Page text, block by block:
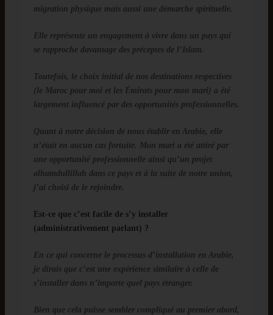
migration physique mais aussi une démarche spirituelle.
Elle représente un engagement à vivre dans un pays qui
se rapproche davantage des préceptes de l’Islam.
Toutefois, le choix initial de nos destinations respectives
(le Maroc pour moi et les Émirats pour mon mari) a été
largement influencé par des opportunités professionnelles.
Quant à notre décision de nous établir en Arabie, elle
n’était en aucun cas fortuite. Mon mari a été attiré par
une opportunité professionnelle ainsi qu’un projet
alhamdullillah dans ce pays et à la suite de notre union,
j’ai choisi de le rejoindre.
Est-ce que c’est facile de s’y installer
(administrativement parlant) ?
En ce qui concerne le processus d’installation en Arabie,
je dirais que c’est une expérience similaire à celle de
s’installer dans n’importe quel pays étranger.
Bien que cela puisse sembler compliqué au premier abord,